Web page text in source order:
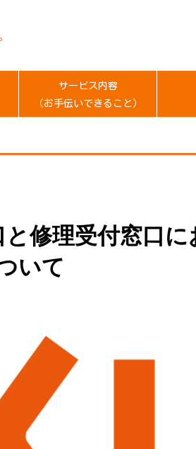
サービス内容
（お手伝いできること）
修理受付窓口に
いて